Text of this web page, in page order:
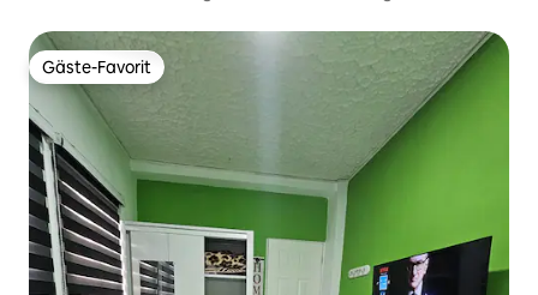
Gäste-Favorit
Gäste-Favorit